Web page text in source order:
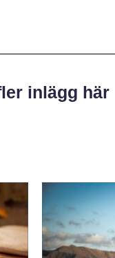
inlägg här